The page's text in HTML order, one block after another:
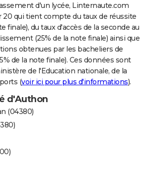
d'un lycée, Linternaute.com
20 qui tient compte du taux de réussite
finale), du taux d'accès de la seconde au
(25% de la note finale) ainsi que
obtenues par les bacheliers de
de la note finale). Ces données sont
de l'Education nationale, de la
(voir ici pour plus d'informations).
d'Authon
(04380)